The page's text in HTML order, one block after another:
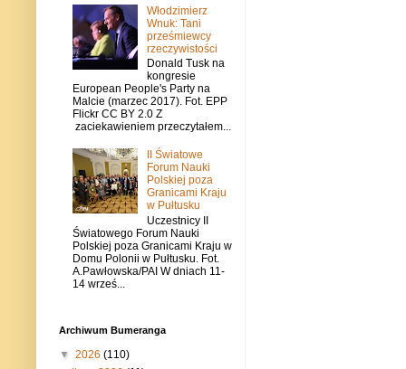
Włodzimierz
Wnuk: Tani
prześmiewcy
rzeczywistości
Donald Tusk na
kongresie
European People's Party na
Malcie (marzec 2017). Fot. EPP
Flickr CC BY 2.0 Z
zaciekawieniem przeczytałem...
II Światowe
Forum Nauki
Polskiej poza
Granicami Kraju
w Pułtusku
Uczestnicy II
Światowego Forum Nauki
Polskiej poza Granicami Kraju w
Domu Polonii w Pułtusku. Fot.
A.Pawłowska/PAI W dniach 11-
14 wrześ...
Archiwum Bumeranga
▼ 2026 (110)